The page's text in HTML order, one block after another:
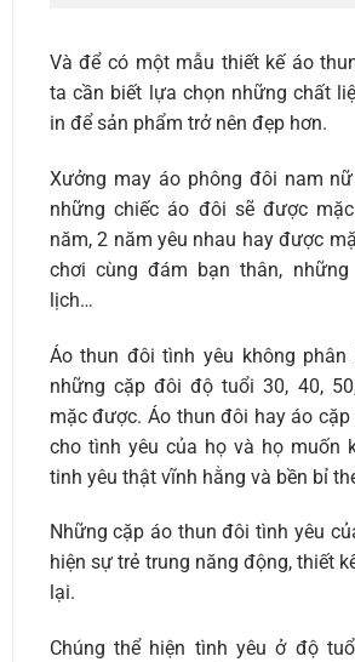
Và để có một mẫu thiết kế áo
ta cần biết lựa chọn những chất
in để sản phẩm trở nên đẹp hơn.
Xưởng may áo phông đôi nam
những chiếc áo đôi sẽ được
năm, 2 năm yêu nhau hay được
chơi cùng đám bạn thân,
lịch…
Áo thun đôi tình yêu không
những cặp đôi độ tuổi 30, 40,
mặc được. Áo thun đôi hay áo
cho tình yêu của họ và họ muốn
tinh yêu thật vĩnh hằng và bền bỉ
Những cặp áo thun đôi tình yêu
hiện sự trẻ trung năng động, thiết
lại.
Chúng thể hiện tình yêu ở độ